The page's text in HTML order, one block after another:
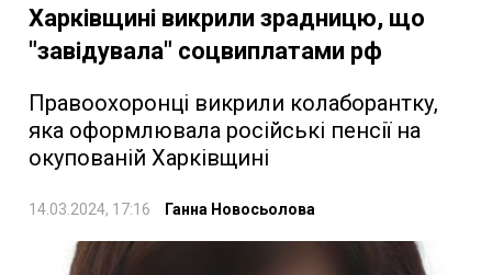
Харківщині викрили зрадницю, що
"завідувала" соцвиплатами рф
Правоохоронці викрили колаборантку,
яка оформлювала російські пенсії на
окупованій Харківщині
14.03.2024, 17:16 Ганна Новосьолова